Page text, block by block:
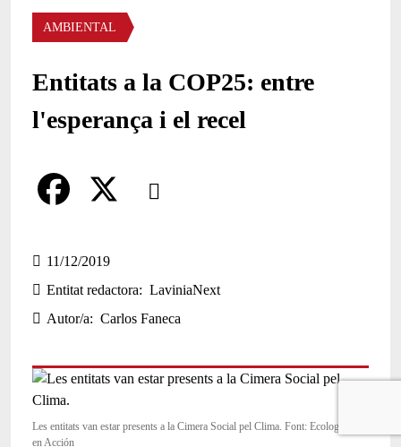
Àmbit de la notícia
AMBIENTAL
Entitats a la COP25: entre
l'esperança i el recel
Comparteix
a
c
e
o
o
11/12/2019
Entitat redactora
LaviniaNext
Autor/a
Carlos Faneca
Les entitats van estar presents a la Cimera Social pel Clima. Font: Ecologistas
en Acción